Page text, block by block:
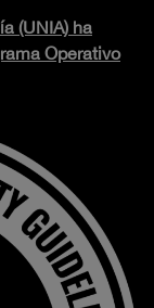
(UNIA) ha
Operativo